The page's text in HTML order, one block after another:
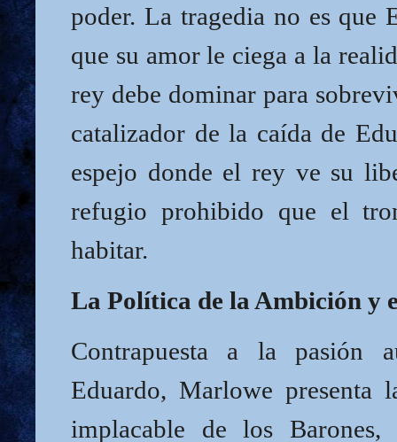
poder. La tragedia no es que
que su amor le ciega a la
rey debe dominar para
catalizador de la caída de
espejo donde el rey ve su
refugio prohibido que el
habitar.
La Política de la Ambición y
Contrapuesta a la pasión
Eduardo, Marlowe presenta
implacable de los Barones,